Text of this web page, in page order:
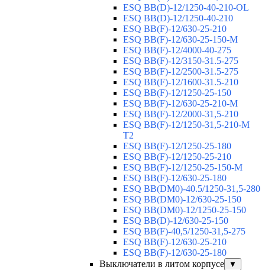
ESQ BB(D)-12/1250-40-210-OL
ESQ BB(D)-12/1250-40-210
ESQ ВВ(F)-12/630-25-210
ESQ ВВ(F)-12/630-25-150-М
ESQ ВВ(F)-12/4000-40-275
ESQ ВВ(F)-12/3150-31.5-275
ESQ ВВ(F)-12/2500-31.5-275
ESQ ВВ(F)-12/1600-31.5-210
ESQ ВВ(F)-12/1250-25-150
ESQ BB(F)-12/630-25-210-М
ESQ BB(F)-12/2000-31,5-210
ESQ BB(F)-12/1250-31,5-210-М
T2
ESQ BB(F)-12/1250-25-180
ESQ ВВ(F)-12/1250-25-210
ESQ ВВ(F)-12/1250-25-150-М
ESQ BB(F)-12/630-25-180
ESQ ВВ(DM0)-40.5/1250-31,5-280
ESQ ВВ(DM0)-12/630-25-150
ESQ ВВ(DM0)-12/1250-25-150
ESQ BB(D)-12/630-25-150
ESQ ВВ(F)-40,5/1250-31,5-275
ESQ ВВ(F)-12/630-25-210
ESQ ВВ(F)-12/630-25-180
Выключатели в литом корпусе
▼